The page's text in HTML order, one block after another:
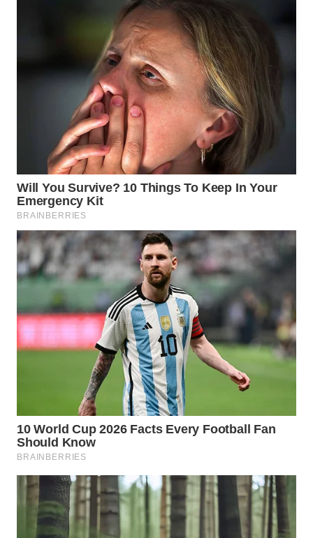
WN
SAMOSIR
WN
PADANG
LAWAS
WN
SUMEDANG
CIANJUR
WN
TANGERANG
WN
BINJAI